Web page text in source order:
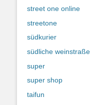
street one online
streetone
südkurier
südliche weinstraße
super
super shop
taifun